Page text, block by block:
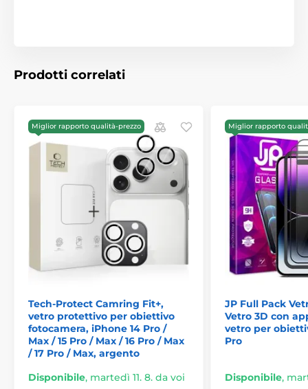
Prodotti correlati
Miglior rapporto qualità-prezzo
Tech-Protect Camring Fit+,
vetro protettivo per obiettivo
fotocamera, iPhone 14 Pro /
Max / 15 Pro / Max / 16 Pro / Max
/ 17 Pro / Max, argento
Disponibile, martedì 11. 8. da voi
Miglior rapporto
JP Full Pack
Vetro 3D con
vetro per
Pro
Disponibile,